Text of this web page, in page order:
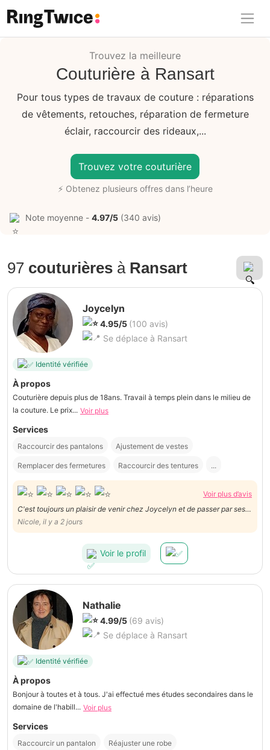
Ring Twice
Trouvez la meilleure
Couturière à Ransart
Pour tous types de travaux de couture : réparations
de vêtements, retouches, réparation de fermeture
éclair, raccourcir des rideaux,...
Trouvez votre couturière
⚡ Obtenez plusieurs offres dans l’heure
Note moyenne - 4.97/5 (340 avis)
97 couturières à Ransart
Joycelyn
4.95/5 (100 avis)
Se déplace à Ransart
Identité vérifiée
À propos
Couturière depuis plus de 18ans. Travail à temps plein dans le milieu de
la couture. Le prix... Voir plus
Services
Raccourcir des pantalons Ajustement de vestes
Remplacer des fermetures Raccourcir des tentures ...
Voir plus d’avis
C'est toujours un plaisir de venir chez Joycelyn et de passer par ses
services. C est une dame très sympathique et d'un professionnalisme
de haut niveau. Toujours de bons conseils. Vraiment une couturière à
recommander à 100 %. 👏et 🙏Joycelyn
Nicole, il y a 2 jours
Voir le profil
Nathalie
4.99/5 (69 avis)
Se déplace à Ransart
Identité vérifiée
À propos
Bonjour à toutes et à tous. J'ai effectué mes études secondaires dans le
domaine de l'habill... Voir plus
Services
Raccourcir un pantalon Réajuster une robe